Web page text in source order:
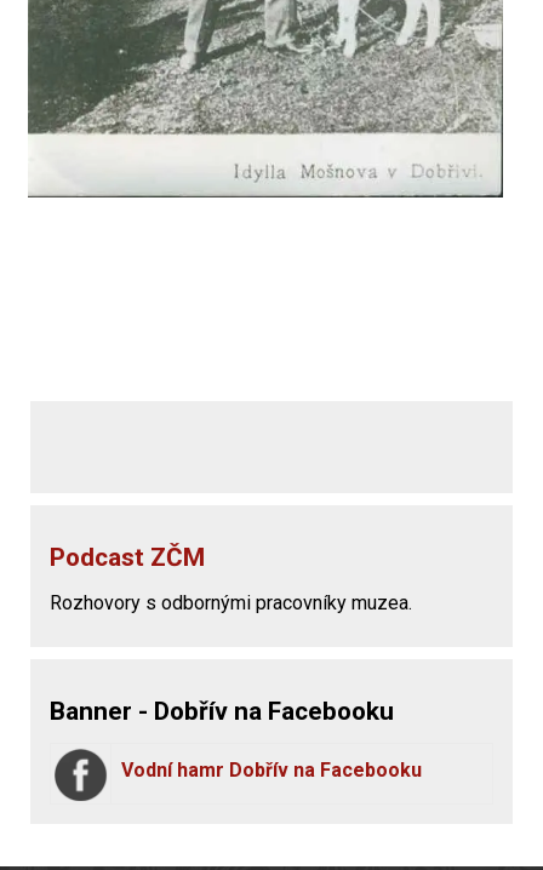
Podcast ZČM
Rozhovory s odbornými pracovníky muzea.
Banner - Dobřív na Facebooku
Vodní hamr Dobřív na Facebooku